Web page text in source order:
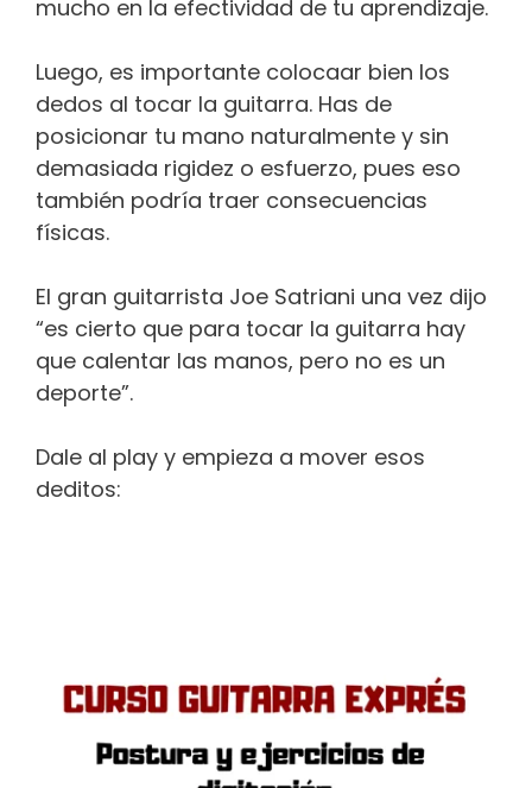
mucho en la efectividad de tu aprendizaje.
Luego, es importante colocaar bien los
dedos al tocar la guitarra. Has de
posicionar tu mano naturalmente y sin
demasiada rigidez o esfuerzo, pues eso
también podría traer consecuencias
físicas.
El gran guitarrista Joe Satriani una vez dijo
“es cierto que para tocar la guitarra hay
que calentar las manos, pero no es un
deporte”.
Dale al play y empieza a mover esos
deditos: